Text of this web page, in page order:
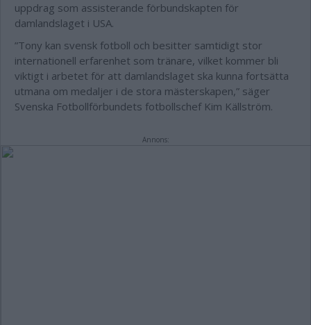
uppdrag som assisterande förbundskapten för
damlandslaget i USA.
”Tony kan svensk fotboll och besitter samtidigt stor
internationell erfarenhet som tränare, vilket kommer bli
viktigt i arbetet för att damlandslaget ska kunna fortsätta
utmana om medaljer i de stora mästerskapen,” säger
Svenska Fotbollförbundets fotbollschef Kim Källström.
Annons: